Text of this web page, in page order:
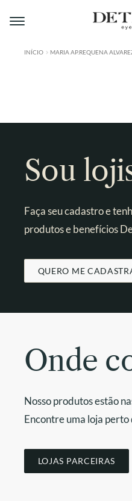
Pular
para
Pular
para
A MONTMARTRE
CONTATO
INÍCIO MARIA AP.REQUENA
Sou
Faça seu cadastro e
produtos e benefícios
QUERO ME
Onde
Nosso produtos estão
Encontre uma loja perto
LOJAS PARCEIRAS